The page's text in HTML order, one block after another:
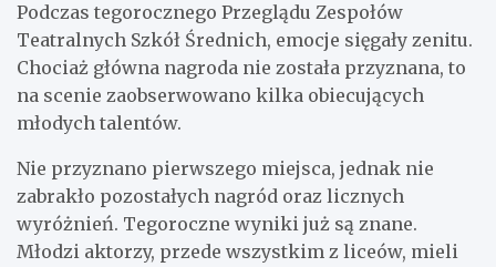
Podczas tegorocznego Przeglądu Zespołów
Teatralnych Szkół Średnich, emocje sięgały zenitu.
Chociaż główna nagroda nie została przyznana, to
na scenie zaobserwowano kilka obiecujących
młodych talentów.
Nie przyznano pierwszego miejsca, jednak nie
zabrakło pozostałych nagród oraz licznych
wyróżnień. Tegoroczne wyniki już są znane.
Młodzi aktorzy, przede wszystkim z liceów, mieli